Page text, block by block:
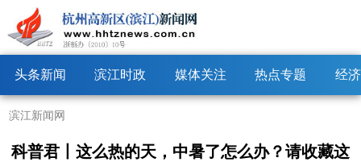
头条新闻 滨江时政 媒体关注 热点专题 经
滨江新闻网
科普君丨这么热的天，中暑了怎么办？请收藏这